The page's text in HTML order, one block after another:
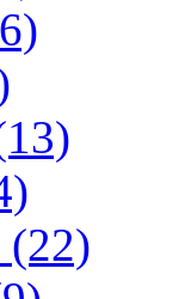
(22)